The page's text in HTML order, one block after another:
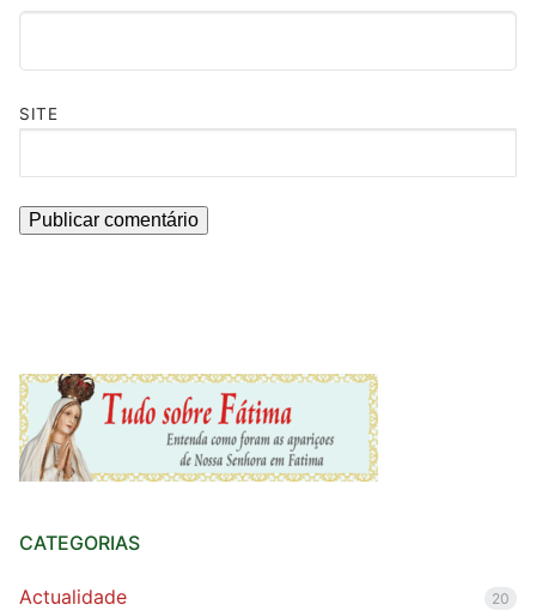
SITE
CATEGORIAS
Actualidade 20